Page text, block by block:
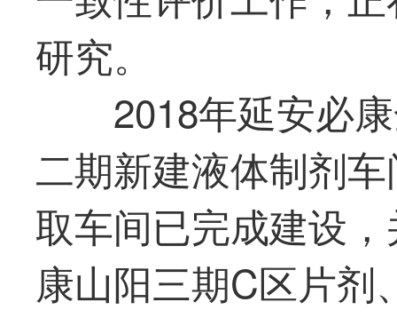
研究。
2018年延安必
二期新建液体制剂
取车间已完成建设
康山阳三期C区片剂